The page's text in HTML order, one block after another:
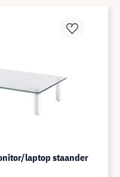
laptop staander